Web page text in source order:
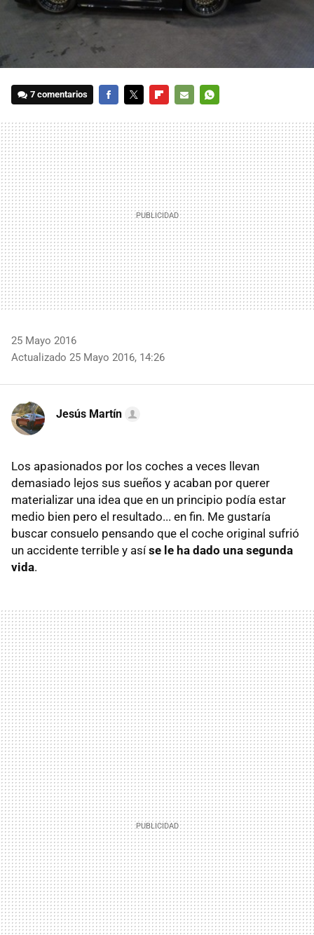
7 comentarios
MAIL
25 Mayo 2016
Actualizado 25 Mayo 2016, 14:26
Jesús Martín
Los apasionados por los coches a veces llevan
demasiado lejos sus sueños y acaban por querer
materializar una idea que en un principio podía estar
medio bien pero el resultado... en fin. Me gustaría
buscar consuelo pensando que el coche original sufrió
un accidente terrible y asíse le ha dado una segunda
vida.